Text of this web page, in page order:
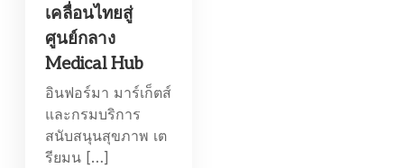
เคลื่อนไทยสู่
ศูนย์กลาง
Medical Hub
อินฟอร์มา มาร์เก็ตส์
และกรมบริการ
สนับสนุนสุขภาพ เต
รียมน […]